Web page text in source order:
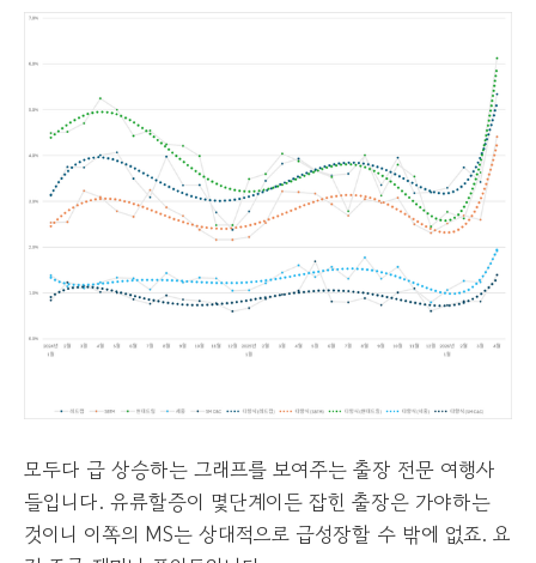
모두다 급 상승하는 그래프를 보여주는 출장 전문 여행사
들입니다. 유류할증이 몇단계이든 잡힌 출장은 가야하는
것이니 이쪽의 MS는 상대적으로 급성장할 수 밖에 없죠. 요